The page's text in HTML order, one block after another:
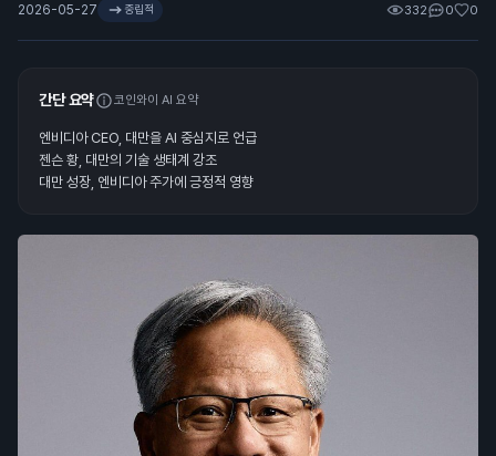
2026-05-27 중립적 332 0 0
간단 요약 코인와이 AI 요약
엔비디아 CEO, 대만을 AI 중심지로 언급
젠슨 황, 대만의 기술 생태계 강조
대만 성장, 엔비디아 주가에 긍정적 영향